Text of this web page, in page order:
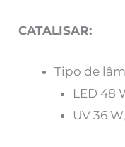
CATALISAR:
Tipo de
LED 48
UV 36